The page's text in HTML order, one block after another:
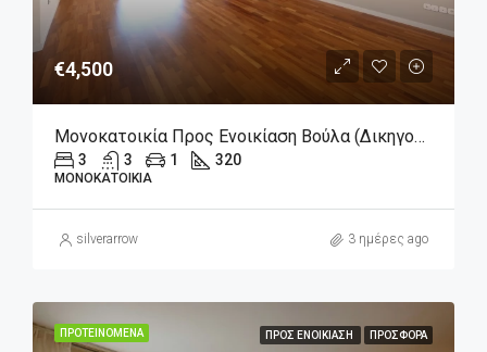
€4,500
Μονοκατοικία Προς Ενοικίαση Βούλα (Δικηγορικά), 4.500€, 320 Τ.μ.
3 3 1 320
ΜΟΝΟΚΑΤΟΙΚΊΑ
silverarrow 3 ημέρες ago
ΠΡΟΤΕΙΝΌΜΕΝΑ ΠΡΟΣ ΕΝΟΙΚΊΑΣΗ ΠΡΟΣΦΟΡΆ